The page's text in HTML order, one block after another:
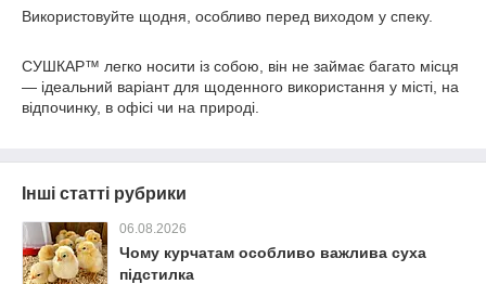
Використовуйте щодня, особливо перед виходом у спеку.
СУШКАР™ легко носити із собою, він не займає багато місця
— ідеальний варіант для щоденного використання у місті, на
відпочинку, в офісі чи на природі.
Інші статті рубрики
06.08.2026
Чому курчатам особливо важлива суха
підстилка